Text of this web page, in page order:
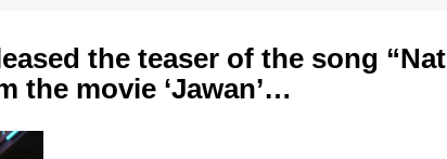
the teaser of the song “Nat
the movie ‘Jawan’…